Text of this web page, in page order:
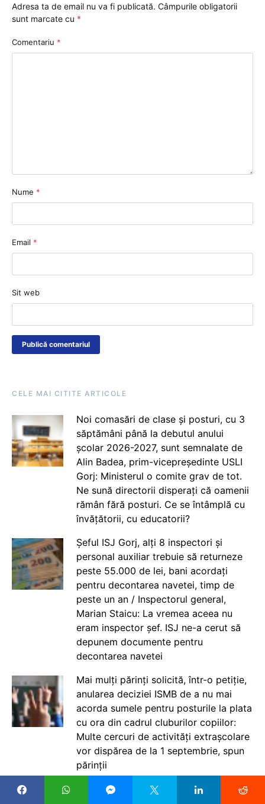
Adresa ta de email nu va fi publicată. Câmpurile obligatorii
sunt marcate cu *
Comentariu *
Nume *
Email *
Sit web
CELE MAI CITITE ARTICOLE
Noi comasări de clase și posturi, cu 3
săptămâni până la debutul anului
școlar 2026-2027, sunt semnalate de
Alin Badea, prim-vicepreședinte USLI
Gorj: Ministerul o comite grav de tot.
Ne sună directorii disperați că oamenii
rămân fără posturi. Ce se întâmplă cu
învățătorii, cu educatorii?
Șeful ISJ Gorj, alți 8 inspectori și
personal auxiliar trebuie să returneze
peste 55.000 de lei, bani acordați
pentru decontarea navetei, timp de
peste un an / Inspectorul general,
Marian Staicu: La vremea aceea nu
eram inspector șef. ISJ ne-a cerut să
depunem documente pentru
decontarea navetei
Mai mulți părinți solicită, într-o petiție,
anularea deciziei ISMB de a nu mai
acorda sumele pentru posturile la plata
cu ora din cadrul cluburilor copiilor:
Multe cercuri de activități extrașcolare
vor dispărea de la 1 septembrie, spun
părinții
Ministrul interimar al Muncii Dragos